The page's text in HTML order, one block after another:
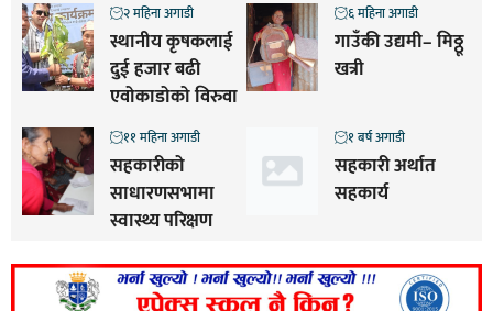
स्थानीय कृषकलाई
दुई हजार बढी
एवोकाडोको विरुवा
२ महिना अगाडी
गाउँकी उद्यमी– मिठ्ठू
खत्री
६ महिना अगाडी
सहकारीको
साधारणसभामा
स्वास्थ्य परिक्षण
११ महिना अगाडी
सहकारी अर्थात
सहकार्य
१ बर्ष अगाडी